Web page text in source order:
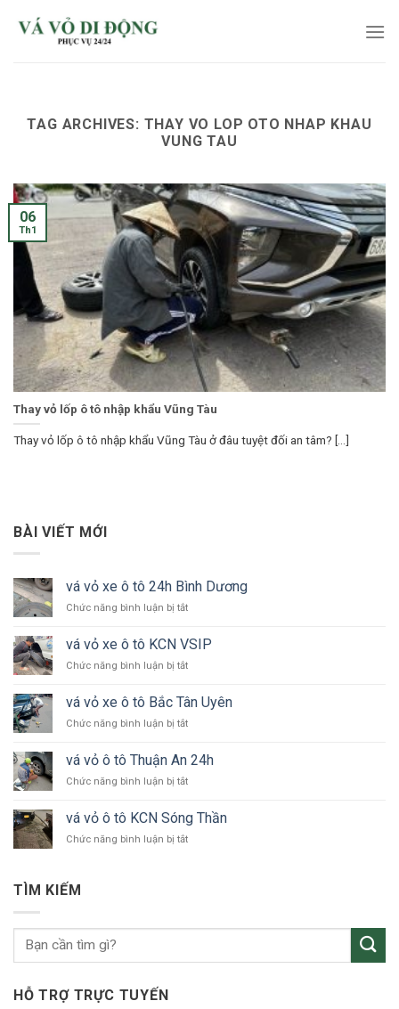
TAG ARCHIVES: THAY VO LOP OTO NHAP KHAU
VUNG TAU
Thay vỏ lốp ô tô nhập khẩu Vũng Tàu
Thay vỏ lốp ô tô nhập khẩu Vũng Tàu ở đâu tuyệt đối an tâm? [...]
06
Th1
BÀI VIẾT MỚI
vá vỏ xe ô tô 24h Bình Dương
Chức năng bình luận bị tắtở
vỏ
xe
ô
24h
Dương
vá vỏ xe ô tô KCN VSIP
Chức năng bình luận bị tắtở
vỏ
xe
ô
KCN
vá vỏ xe ô tô Bắc Tân Uyên
Chức năng bình luận bị tắtở
vỏ
xe
ô
Bắc
Tân
Uyên
vá vỏ ô tô Thuận An 24h
Chức năng bình luận bị tắtở
ô
tô
vá vỏ ô tô KCN Sóng Thần
Chức năng bình luận bị tắtở
Sóng
TÌM KIẾM
HỖ TRỢ TRỰC TUYẾN